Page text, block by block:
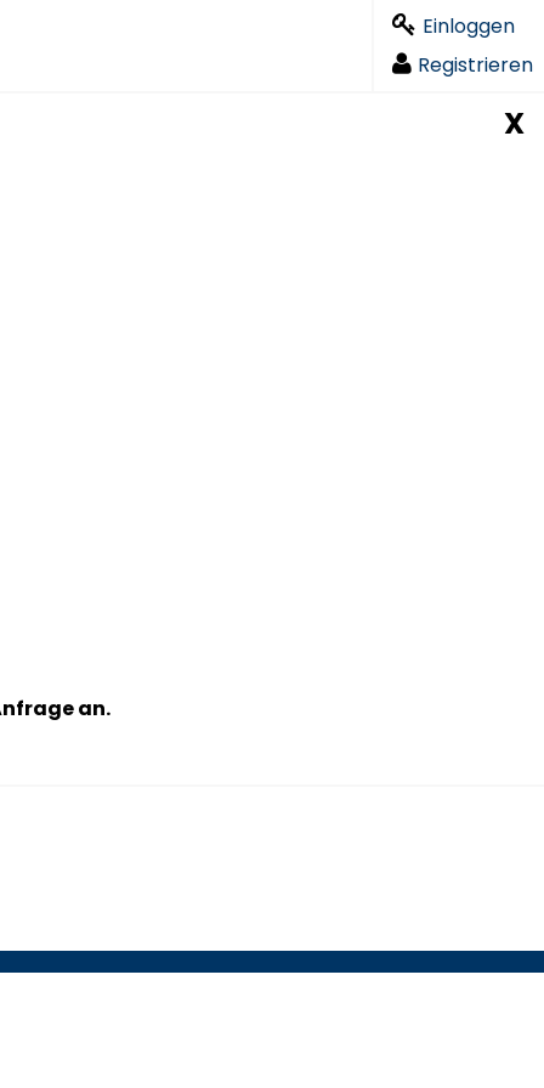
Einloggen
Registrieren
X
an.